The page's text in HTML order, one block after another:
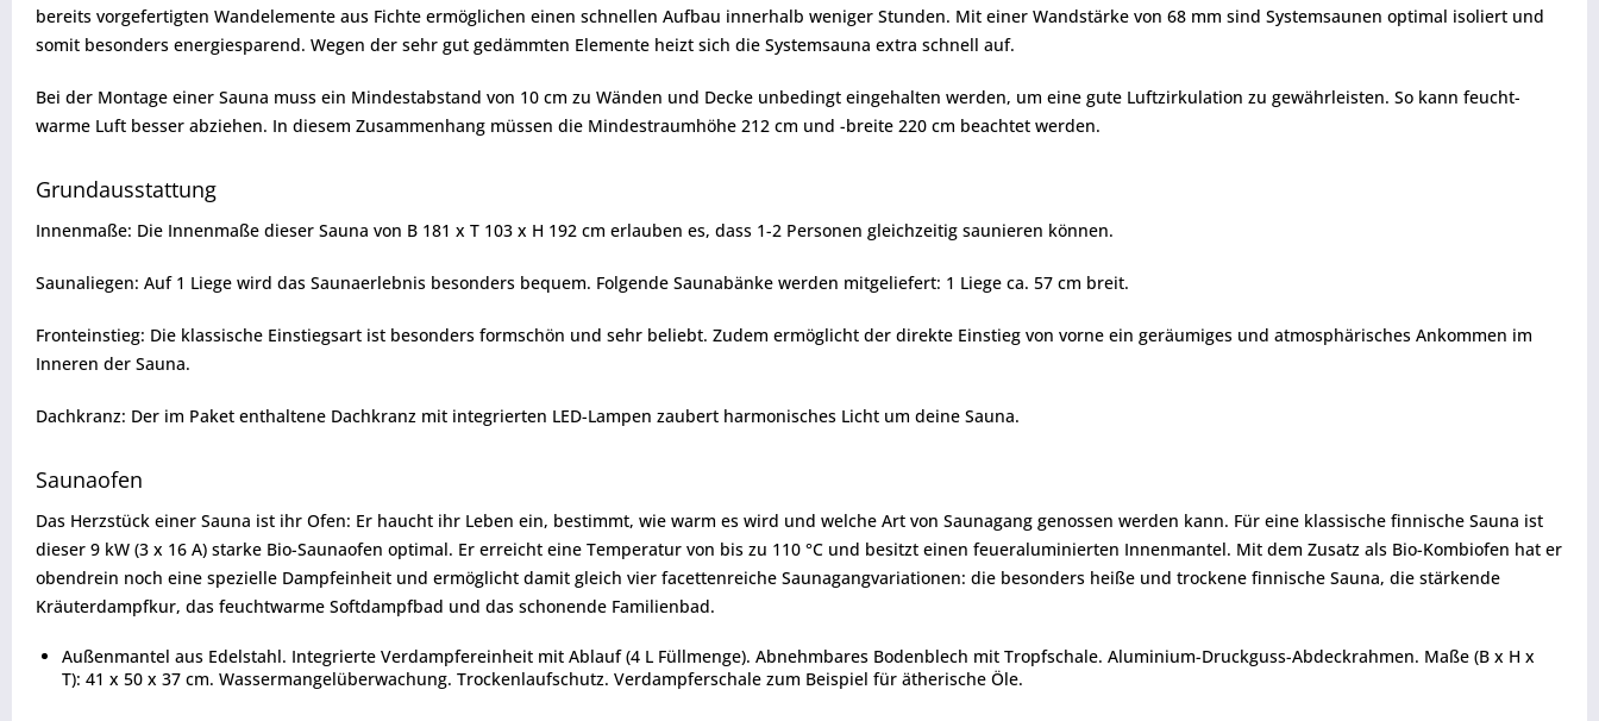
bereits vorgefertigten Wandelemente aus Fichte ermöglichen einen schnellen Aufbau innerhalb weniger Stunden. Mit einer Wandstärke von 68 mm sind Systemsaunen optimal isoliert und
somit besonders energiesparend. Wegen der sehr gut gedämmten Elemente heizt sich die Systemsauna extra schnell auf.
Bei der Montage einer Sauna muss ein Mindestabstand von 10 cm zu Wänden und Decke unbedingt eingehalten werden, um eine gute Luftzirkulation zu gewährleisten. So kann feucht-
warme Luft besser abziehen. In diesem Zusammenhang müssen die Mindestraumhöhe 212 cm und -breite 220 cm beachtet werden.
Grundausstattung
Innenmaße: Die Innenmaße dieser Sauna von B 181 x T 103 x H 192 cm erlauben es, dass 1-2 Personen gleichzeitig saunieren können.
Saunaliegen: Auf 1 Liege wird das Saunaerlebnis besonders bequem. Folgende Saunabänke werden mitgeliefert: 1 Liege ca. 57 cm breit.
Fronteinstieg: Die klassische Einstiegsart ist besonders formschön und sehr beliebt. Zudem ermöglicht der direkte Einstieg von vorne ein geräumiges und atmosphärisches Ankommen im
Inneren der Sauna.
Dachkranz: Der im Paket enthaltene Dachkranz mit integrierten LED-Lampen zaubert harmonisches Licht um deine Sauna.
Saunaofen
Das Herzstück einer Sauna ist ihr Ofen: Er haucht ihr Leben ein, bestimmt, wie warm es wird und welche Art von Saunagang genossen werden kann. Für eine klassische finnische Sauna ist
dieser 9 kW (3 x 16 A) starke Bio-Saunaofen optimal. Er erreicht eine Temperatur von bis zu 110 °C und besitzt einen feueraluminierten Innenmantel. Mit dem Zusatz als Bio-Kombiofen hat er
obendrein noch eine spezielle Dampfeinheit und ermöglicht damit gleich vier facettenreiche Saunagangvariationen: die besonders heiße und trockene finnische Sauna, die stärkende
Kräuterdampfkur, das feuchtwarme Softdampfbad und das schonende Familienbad.
Außenmantel aus Edelstahl. Integrierte Verdampfereinheit mit Ablauf (4 L Füllmenge). Abnehmbares Bodenblech mit Tropfschale. Aluminium-Druckguss-Abdeckrahmen. Maße (B x H x
T): 41 x 50 x 37 cm. Wassermangelüberwachung. Trockenlaufschutz. Verdampferschale zum Beispiel für ätherische Öle.